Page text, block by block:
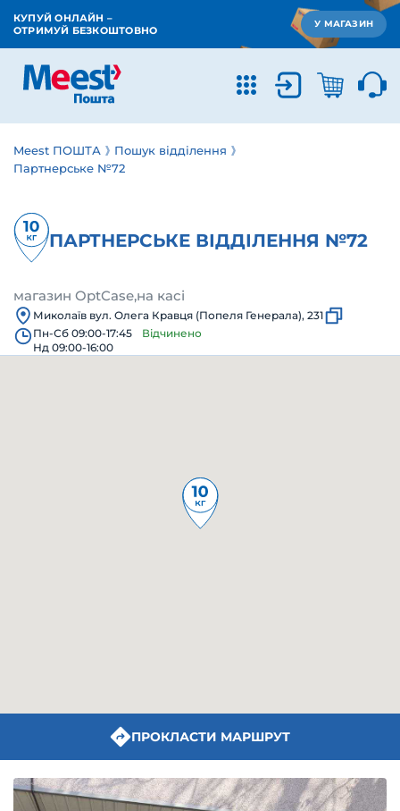
КУПУЙ ОНЛАЙН –
ОТРИМУЙ БЕЗКОШТОВНО
У МАГАЗИН
Meest ПОШТА
Пошук відділення
Партнерське №72
ПАРТНЕРСЬКЕ ВІДДІЛЕННЯ №72
магазин OptCase,на касі
Миколаїв вул. Олега Кравця (Попеля Генерала), 231
Пн-Сб 09:00-17:45
Відчинено
Нд 09:00-16:00
ПРОКЛАСТИ МАРШРУТ